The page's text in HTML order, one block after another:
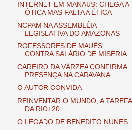
INTERNET EM MANAUS: CHEGA A
ÓTICA MAS FALTA A ÉTICA
NCPAM NA ASSEMBLÉIA
LEGISLATIVA DO AMAZONAS
ROFESSORES DE MAUÉS
CONTRA SALÁRIO DE MISÉRIA
CAREIRO DA VÁRZEA CONFIRMA
PRESENÇA NA CARAVANA
O AUTOR CONVIDA
REINVENTAR O MUNDO, A TAREFA
DA RIO+20
O LEGADO DE BENEDITO NUNES